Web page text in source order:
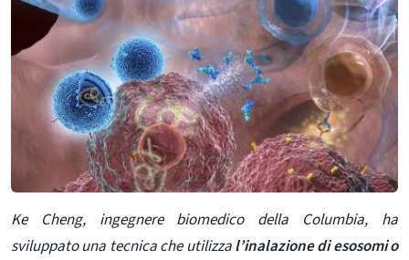
Ke Cheng, ingegnere biomedico della Columbia, ha
sviluppato una tecnica che utilizzal’inalazione di esosomi o